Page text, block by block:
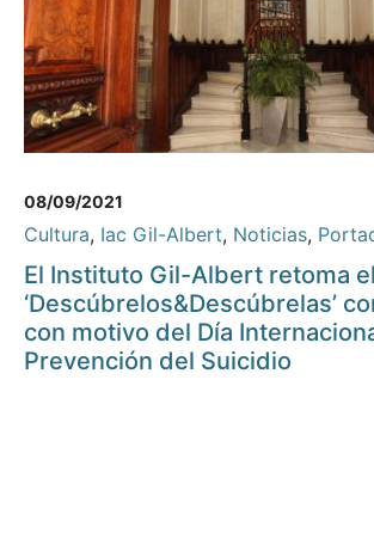
08/09/2021
Cultura, Iac Gil-Albert, Noticias,
El Instituto Gil-Albert retoma
‘Descúbrelos&Descúbrelas’
con motivo del Día
Prevención del Suicidio